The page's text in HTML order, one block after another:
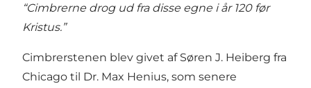
“Cimbrerne drog ud fra disse egne i år 120 før
Kristus.”
Cimbrerstenen blev givet af Søren J. Heiberg fra
Chicago til Dr. Max Henius, som senere